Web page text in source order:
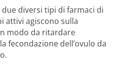
diversi tipi di farmaci di
attivi agiscono sulla
modo da ritardare
fecondazione dell’ovulo da